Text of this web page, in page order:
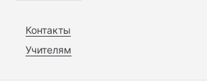
Контакты
Учителям